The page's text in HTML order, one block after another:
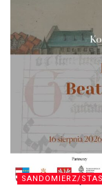
SANDOMIERZ/